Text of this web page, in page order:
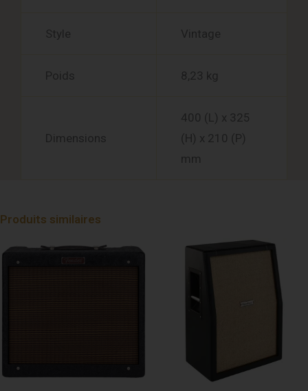
Style Vintage
Poids 8,23 kg
Dimensions
400 (L) x 325
(H) x 210 (P)
mm
Produits similaires